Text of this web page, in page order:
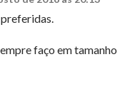
preferidas.
faço em tamanho